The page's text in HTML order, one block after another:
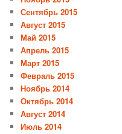
Сентябрь 2015
Август 2015
Май 2015
Апрель 2015
Март 2015
Февраль 2015
Ноябрь 2014
Октябрь 2014
Август 2014
Июль 2014